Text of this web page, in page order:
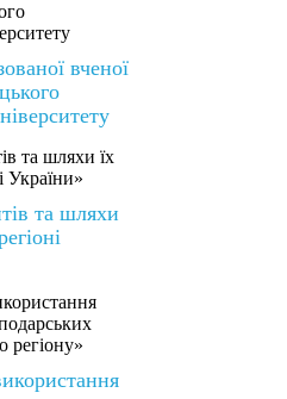
вченої
та шляхи